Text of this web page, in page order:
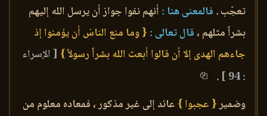
تعجّب . فالمعنى هنا : أنهم نفوا جواز أن يرسل الله إليهم
بشراً مثلهم ، قال تعالى : { وما منع الناسَ أن يؤمنوا إذ
جاءهم الهدى إلا أن قالوا أبعث الله بشراً رسولاً } [ الإسراء
: 94 ]
.
وضمير{ عجبوا } عائد إلى غير مذكور ، فمعاده معلوم من